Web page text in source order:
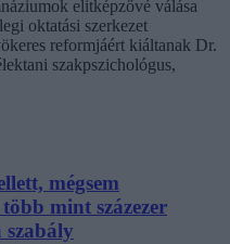
elitképzővé válása
oktatási szerkezet
reformjáért kiáltanak Dr.
szakpszichológus,
mégsem
mint százezer
szabály